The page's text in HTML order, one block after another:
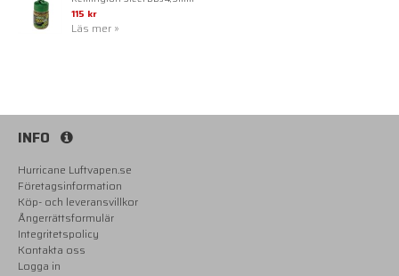
115 kr
Läs mer »
INFO
Hurricane Luftvapen.se
Företagsinformation
Köp- och leveransvillkor
Ångerrättsformulär
Integritetspolicy
Kontakta oss
Logga in